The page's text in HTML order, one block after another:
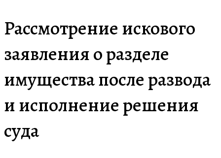
Рассмотрение искового
заявления о разделе
имущества после развода
и исполнение решения
суда